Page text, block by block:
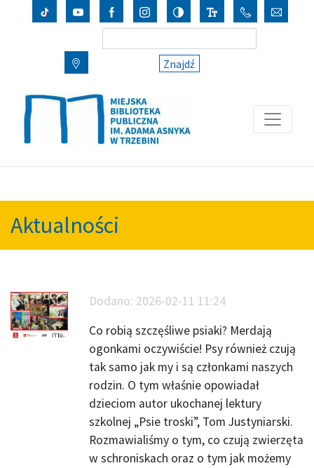
Znajdź
Aktualności
Dodano: 2026-02-11 11:24
Co robią szczęśliwe psiaki? Merdają
ogonkami oczywiście! Psy również czują
tak samo jak my i są członkami naszych
rodzin. O tym właśnie opowiadał
dzieciom autor ukochanej lektury
szkolnej „Psie troski”, Tom Justyniarski.
Rozmawialiśmy o tym, co czują zwierzęta
w schroniskach oraz o tym jak możemy